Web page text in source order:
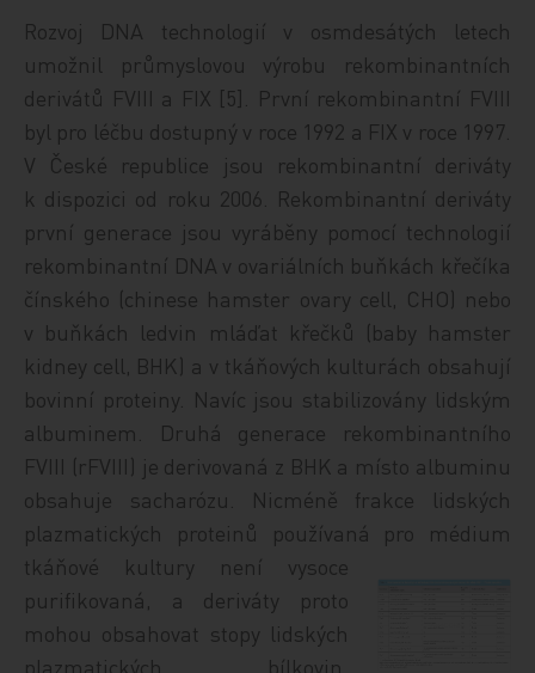
Rozvoj DNA technologií v osmdesátých letech
umožnil průmyslovou výrobu rekombinantních
derivátů FVIII a FIX [5]. První rekombinantní FVIII
byl pro léčbu dostupný v roce 1992 a FIX v roce 1997.
V České republice jsou rekombinantní deriváty
k dispozici od roku 2006. Rekombinantní deriváty
první generace jsou vyráběny pomocí technologií
rekombinantní DNA v ovariálních buňkách křečíka
čínského (chinese hamster ovary cell, CHO) nebo
v buňkách ledvin mláďat křečků (baby hamster
kidney cell, BHK) a v tkáňových kulturách obsahují
bovinní proteiny. Navíc jsou stabilizovány lidským
albuminem. Druhá generace rekombinantního
FVIII (rFVIII) je derivovaná z BHK a místo albuminu
obsahuje sacharózu. Nicméně frakce lidských
plazmatických proteinů používaná pro médium
tkáňové kultury není vysoce
purifikovaná, a deriváty proto
mohou obsahovat stopy lidských
plazmatických bílkovin.